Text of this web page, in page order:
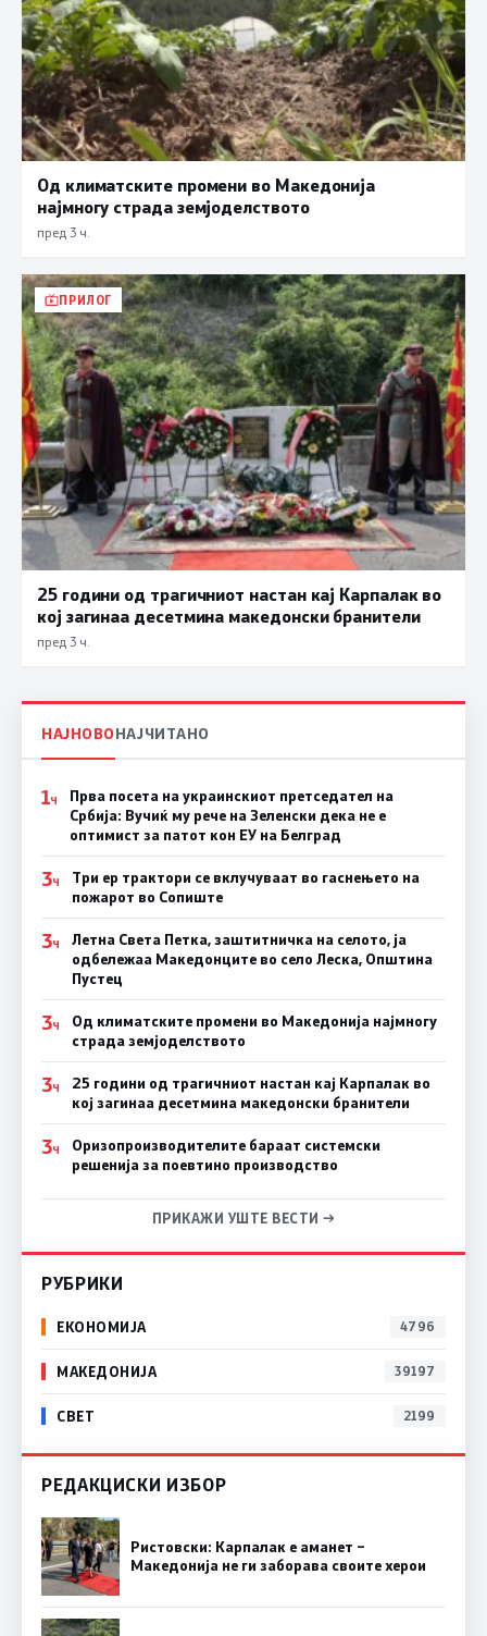
Од климатските промени во Македонија
најмногу страда земјоделството
пред 3 ч.
ПРИЛОГ
25 години од трагичниот настан кај Карпалак во
кој загинаа десетмина македонски бранители
пред 3 ч.
НАЈНОВОНАЈЧИТАНО
1Ч
Прва посета на украинскиот претседател на
Србија: Вучиќ му рече на Зеленски дека не е
оптимист за патот кон ЕУ на Белград
3Ч
Три ер трактори се вклучуваат во гаснењето на
пожарот во Сопиште
3Ч
Летна Света Петка, заштитничка на селото, ја
одбележаа Македонците во село Леска, Општина
Пустец
3Ч
Од климатските промени во Македонија најмногу
страда земјоделството
3Ч
25 години од трагичниот настан кај Карпалак во
кој загинаа десетмина македонски бранители
3Ч
Оризопроизводителите бараат системски
решенија за поевтино производство
ПРИКАЖИ УШТЕ ВЕСТИ →
РУБРИКИ
ЕКОНОМИЈА 4796
МАКЕДОНИЈА 39197
СВЕТ 2199
РЕДАКЦИСКИ ИЗБОР
Ристовски: Карпалак е аманет –
Македонија не ги заборава своите херои